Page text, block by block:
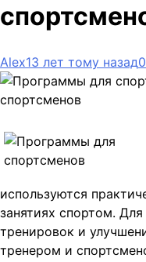
Alex13 лет тому назад0
спортсменов
используются
занятиях спортом.
тренировок и
тренером и